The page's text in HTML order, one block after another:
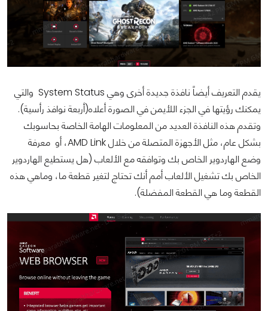
يقدم التعريف أيضاً نافذة جديدة أخرى وهي System Status والتي
يمكنك رؤيتها في الجزء اللأيمن في الصورة أعلاه(أربعة نوافذ رأسية).
وتقدم هذه النافذة العديد من المعلومات الهامة الخاصة بحاسوبك
بشكل عام، مثل الأجهزة المتصلة من خلال AMD Link، أو معرفة
وضع الهاردوير الخاص بك وتوافقه مع الألعاب (هل يستطيع الهاردوير
الخاص بك تشغيل الألعاب أمم أنك تحتاج لتغير قطعة ما، وماهي هذه
القطعة وما هي القطعة المفضلة).